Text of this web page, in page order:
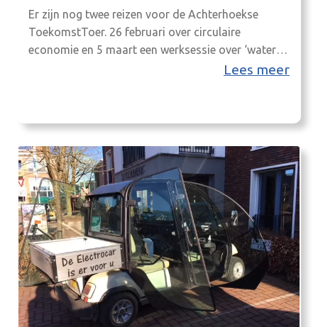
Er zijn nog twee reizen voor de Achterhoekse
ToekomstToer. 26 februari over circulaire
economie en 5 maart een werksessie over ‘water’.
Lees meer info en ga mee! Aanmelden is nodig,
economie in praktijk Aanmelding uiterlijk 19
van…
Lees meer